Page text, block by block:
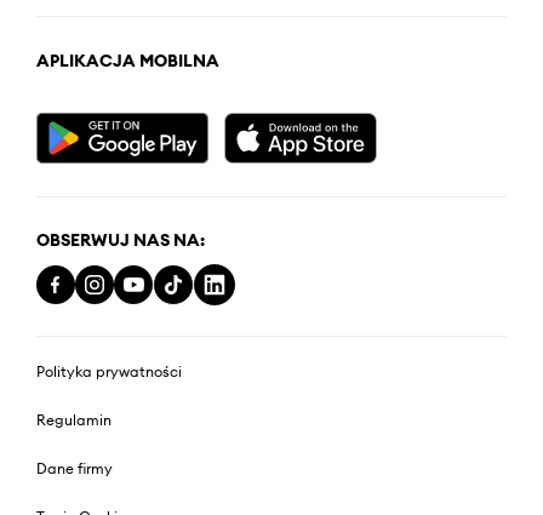
APLIKACJA MOBILNA
OBSERWUJ NAS NA:
Polityka prywatności
Regulamin
Dane firmy